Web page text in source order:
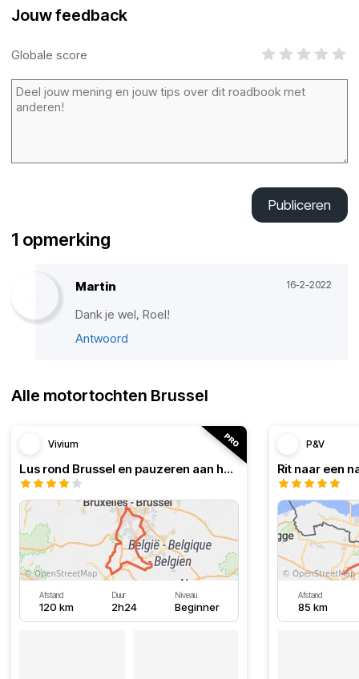
Jouw feedback
Globale score
Publiceren
1 opmerking
Martin 16-2-2022
Dank je wel, Roel!
Antwoord
Alle motortochten Brussel
Vivium
Lus rond Brussel en pauzeren aan het water
Afstand
120 km
Duur
2h24
Niveau
Beginner
P&V
Rit naar een
Afstand
85 km